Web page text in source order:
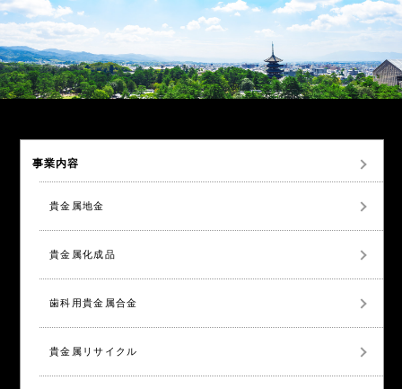
事業内容
貴金属地金
貴金属化成品
歯科用貴金属合金
貴金属リサイクル